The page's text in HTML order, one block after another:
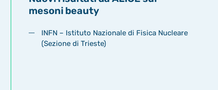
mesoni beauty
INFN – Istituto Nazionale di Fisica Nucleare
(Sezione di Trieste)